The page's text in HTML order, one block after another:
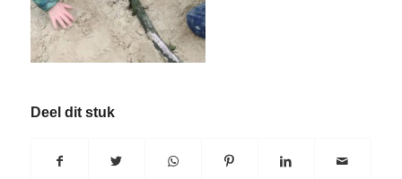
Deel dit stuk